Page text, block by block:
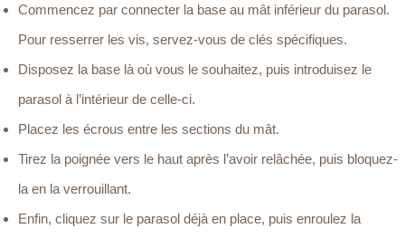
Commencez par connecter la base au mât inférieur du parasol.
Pour resserrer les vis, servez-vous de clés spécifiques.
Disposez la base là où vous le souhaitez, puis introduisez le
parasol à l’intérieur de celle-ci.
Placez les écrous entre les sections du mât.
Tirez la poignée vers le haut après l’avoir relâchée, puis bloquez-
la en la verrouillant.
Enfin, cliquez sur le parasol déjà en place, puis enroulez la